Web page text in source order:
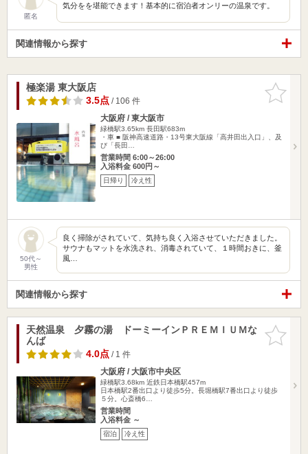
匿名
気分をを堪能できます！基本的に宿泊者オンリーの温泉です。
関連情報から探す
お気に入
りに追加
極楽湯 東大阪店
3.5点/ 106 件
大阪府 / 東大阪市
緑橋駅3.65km 長田駅683m
・車 ■ 阪神高速道路・13号東大阪線「高井田出入口」、及
び「長田…
営業時間 6:00～26:00
入浴料金 600円～
日帰り 冷え性
50代～
男性
良く掃除がされていて、気持ち良く入浴させていただきました。
サウナもマットを水洗され、消毒されていて、１時間おきに、釜
風…
関連情報から探す
お気に入
りに追加
天然温泉 夕霧の湯 ドーミーインＰＲＥＭＩＵＭな
んば
4.0点/ 1 件
大阪府 / 大阪市中央区
緑橋駅3.68km 近鉄日本橋駅457m
日本橋駅2番出口より徒歩5分。長堀橋駅7番出口より徒歩
５分。心斎橋6…
営業時間
入浴料金 ～
宿泊 冷え性